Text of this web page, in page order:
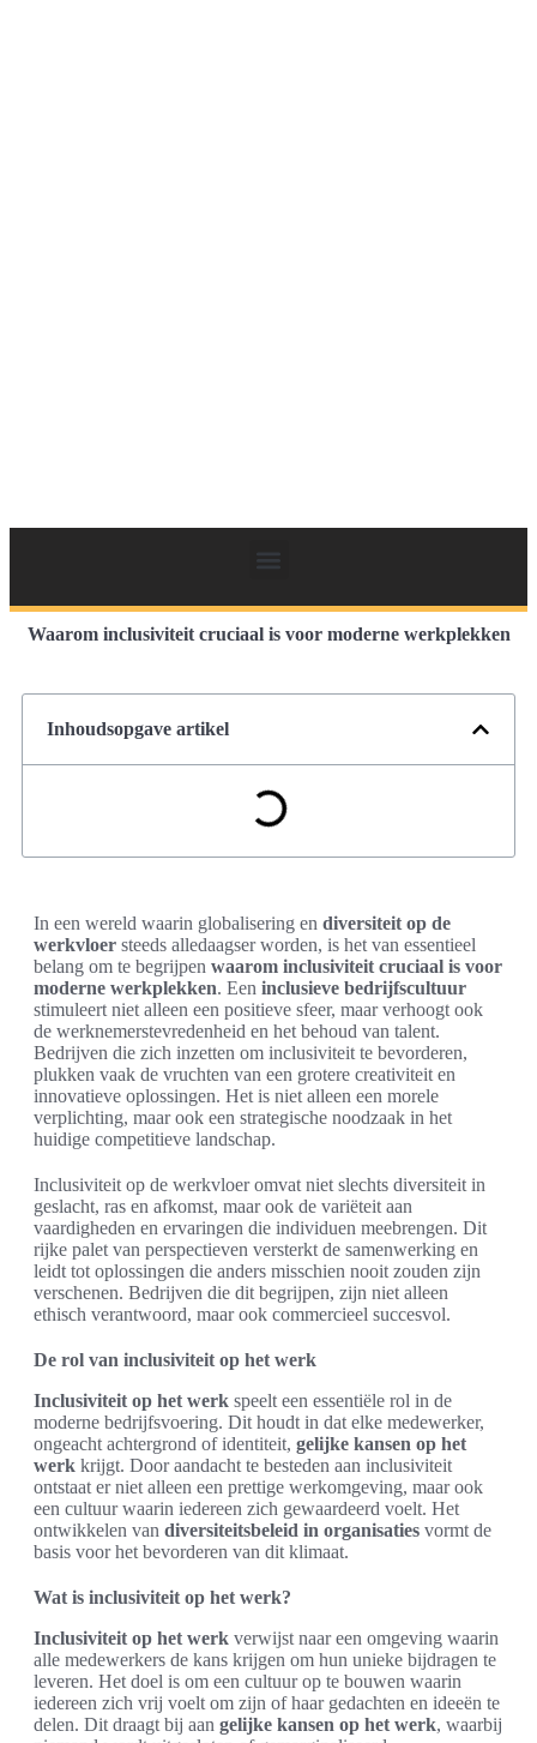
Waarom inclusiviteit cruciaal is voor moderne werkplekken
Inhoudsopgave artikel
In een wereld waarin globalisering en diversiteit op de
werkvloer steeds alledaagser worden, is het van essentieel
belang om te begrijpen waarom inclusiviteit cruciaal is voor
moderne werkplekken. Een inclusieve bedrijfscultuur
stimuleert niet alleen een positieve sfeer, maar verhoogt ook
de werknemerstevredenheid en het behoud van talent.
Bedrijven die zich inzetten om inclusiviteit te bevorderen,
plukken vaak de vruchten van een grotere creativiteit en
innovatieve oplossingen. Het is niet alleen een morele
verplichting, maar ook een strategische noodzaak in het
huidige competitieve landschap.
Inclusiviteit op de werkvloer omvat niet slechts diversiteit in
geslacht, ras en afkomst, maar ook de variëteit aan
vaardigheden en ervaringen die individuen meebrengen. Dit
rijke palet van perspectieven versterkt de samenwerking en
leidt tot oplossingen die anders misschien nooit zouden zijn
verschenen. Bedrijven die dit begrijpen, zijn niet alleen
ethisch verantwoord, maar ook commercieel succesvol.
De rol van inclusiviteit op het werk
Inclusiviteit op het werk speelt een essentiële rol in de
moderne bedrijfsvoering. Dit houdt in dat elke medewerker,
ongeacht achtergrond of identiteit, gelijke kansen op het
werk krijgt. Door aandacht te besteden aan inclusiviteit
ontstaat er niet alleen een prettige werkomgeving, maar ook
een cultuur waarin iedereen zich gewaardeerd voelt. Het
ontwikkelen van diversiteitsbeleid in organisaties vormt de
basis voor het bevorderen van dit klimaat.
Wat is inclusiviteit op het werk?
Inclusiviteit op het werk verwijst naar een omgeving waarin
alle medewerkers de kans krijgen om hun unieke bijdragen te
leveren. Het doel is om een cultuur op te bouwen waarin
iedereen zich vrij voelt om zijn of haar gedachten en ideeën te
delen. Dit draagt bij aan gelijke kansen op het werk, waarbij